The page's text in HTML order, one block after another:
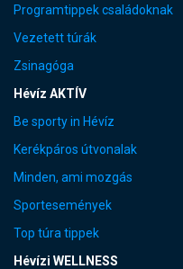
Programtippek családoknak
Vezetett túrák
Zsinagóga
Hévíz AKTÍV
Be sporty in Hévíz
Kerékpáros útvonalak
Minden, ami mozgás
Sportesemények
Top túra tippek
Hévízi WELLNESS